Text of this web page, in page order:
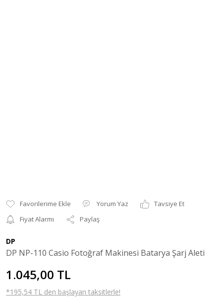
Yorum Yaz
Tavsiye Et
Fiyat Alarmı
Paylaş
DP
DP NP-110 Casio Fotoğraf Makinesi Batarya Şarj Aleti
1.045,00 TL
*195,54 TL den başlayan taksitlerle!